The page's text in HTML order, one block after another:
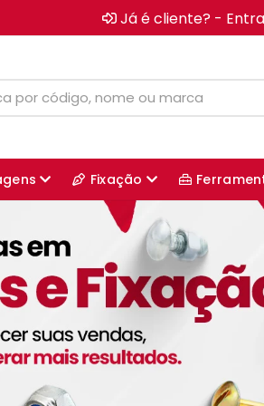
Já é cliente? -
Fixação